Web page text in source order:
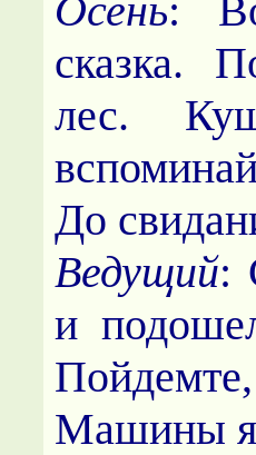
Осень:
сказка.
лес.
До
Ведущий:
и
Машины